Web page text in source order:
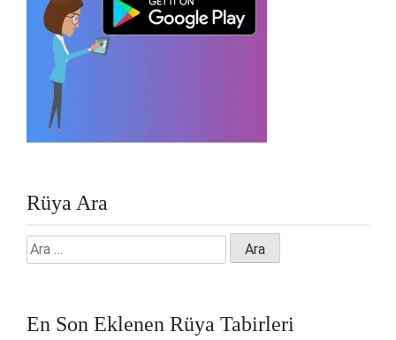
Rüya Ara
Arama:
En Son Eklenen Rüya Tabirleri